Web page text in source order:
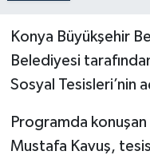
Konya Büyükşehir
Belediyesi
Sosyal Tesisleri’nin
Programda
Mustafa Kavuş,